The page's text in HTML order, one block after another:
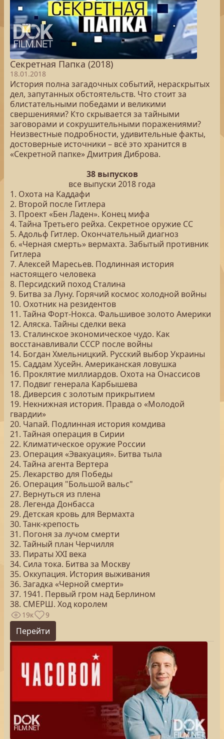
Секретная Папка (2018)
18.01.2018
История полна загадочных событий, нераскрытых
дел, запутанных обстоятельств. Что стоит за
блистательными победами и великими
свершениями? Кто скрывается за тайными
заговорами и сокрушительными поражениями?
Неизвестные подробности, удивительные факты,
достоверные источники – всё это хранится в
«Секретной папке» Дмитрия Диброва.
38 выпусков
все выпуски 2018 года
1. Охота на Каддафи
2. Второй после Гитлера
3. Проект «Бен Ладен». Конец мифа
4. Тайна Третьего рейха. Секретное оружие СС
5. Адольф Гитлер. Окончательный диагноз
6. «Черная смерть» вермахта. Забытый противник
Гитлера
7. Алексей Маресьев. Подлинная история
настоящего человека
8. Персидский поход Сталина
9. Битва за Луну. Горячий космос холодной войны
10. Охотник на резидентов
11. Тайна Форт-Нокса. Фальшивое золото Америки
12. Аляска. Тайны сделки века
13. Сталинское экономическое чудо. Как
восстанавливали СССР после войны
14. Богдан Хмельницкий. Русский выбор Украины
15. Саддам Хусейн. Американская ловушка
16. Проклятие миллиардов. Охота на Онассисов
17. Подвиг генерала Карбышева
18. Диверсия с золотым прикрытием
19. Некнижная история. Правда о «Молодой
гвардии»
20. Чапай. Подлинная история комдива
21. Тайная операция в Сирии
22. Климатическое оружие России
23. Операция «Эвакуация». Битва тыла
24. Тайна агента Вертера
25. Лекарство для Победы
26. Операция "Большой вальс"
27. Вернуться из плена
28. Легенда Донбасса
29. Детская кровь для Вермахта
30. Танк-крепость
31. Погоня за лучом смерти
32. Тайный план Черчилля
33. Пираты ХХI века
34. Сила тока. Битва за Москву
35. Оккупация. История выживания
36. Загадка «Черной смерти»
37. 1941. Первый гром над Берлином
38. СМЕРШ. Ход королем
19к 9
Перейти